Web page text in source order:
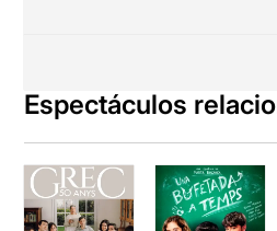
Espectáculos